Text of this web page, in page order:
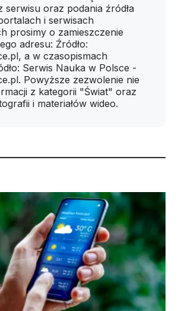
serwisu oraz podania źródła
i serwisach
prosimy o zamieszczenie
adresu: Źródło:
a w czasopismach
Serwis Nauka w Polsce -
Powyższe zezwolenie nie
z kategorii "Świat" oraz
i materiałów wideo.